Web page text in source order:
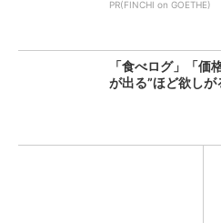
PR(FINCHI on GOETHE)
「食べログ」「価
が出る”ほど欲し